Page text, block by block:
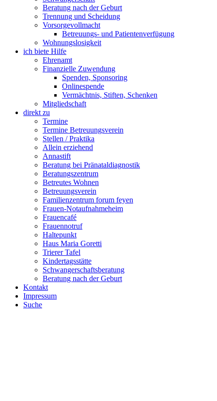
Beratung nach der Geburt
Trennung und Scheidung
Vorsorgevollmacht
Betreuungs- und Patientenverfügung
Wohnungslosigkeit
ich biete Hilfe
Ehrenamt
Finanzielle Zuwendung
Spenden, Sponsoring
Onlinespende
Vermächtnis, Stiften, Schenken
Mitgliedschaft
direkt zu
Termine
Termine Betreuungsverein
Stellen / Praktika
Allein erziehend
Annastift
Beratung bei Pränataldiagnostik
Beratungszentrum
Betreutes Wohnen
Betreuungsverein
Familienzentrum forum feyen
Frauen-Notaufnahmeheim
Frauencafé
Frauennotruf
Haltepunkt
Haus Maria Goretti
Trierer Tafel
Kindertagsstätte
Schwangerschaftsberatung
Beratung nach der Geburt
Kontakt
Impressum
Suche